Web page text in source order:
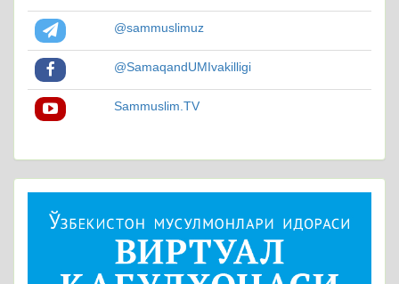
@sammuslimuz
@SamaqandUMIvakilligi
Sammuslim.TV